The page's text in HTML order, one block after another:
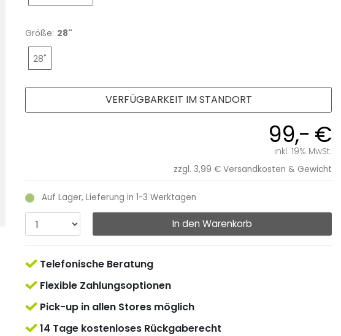
Größe: 28"
28"
99,- €
inkl. 19% MwSt.
zzgl. 3,99 € Versandkosten & Gewicht
Auf Lager, Lieferung in 1-3 Werktagen
In den Warenkorb
VERFÜGBARKEIT IM STANDORT
Telefonische Beratung
Flexible Zahlungsoptionen
Pick-up in allen Stores möglich
14 Tage kostenloses Rückgaberecht